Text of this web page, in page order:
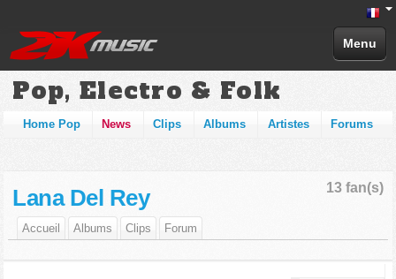
Menu
Pop, Electro & Folk
Home Pop News Clips Albums Artistes Forums
13 fan(s)
Lana Del Rey
Accueil Albums Clips Forum